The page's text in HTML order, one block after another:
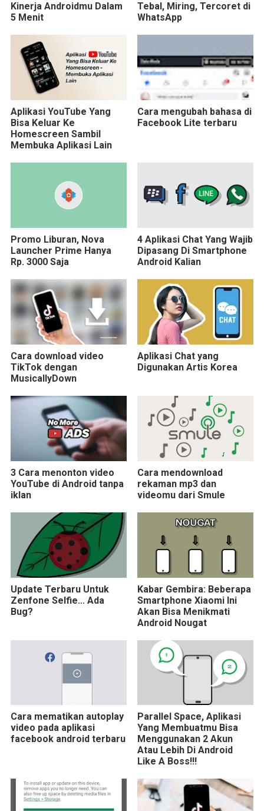
Kinerja Androidmu Dalam
5 Menit
Tebal, Miring, Tercoret di
WhatsApp
Aplikasi YouTube Yang
Bisa Keluar Ke
Homescreen Sambil
Membuka Aplikasi Lain
Cara mengubah bahasa di
Facebook Lite terbaru
Promo Liburan, Nova
Launcher Prime Hanya
Rp. 3000 Saja
4 Aplikasi Chat Yang Wajib
Dipasang Di Smartphone
Android Kalian
Cara download video
TikTok dengan
MusicallyDown
Aplikasi Chat yang
Digunakan Artis Korea
3 Cara menonton video
YouTube di Android tanpa
iklan
Cara mendownload
rekaman mp3 dan
videomu dari Smule
Update Terbaru Untuk
Zenfone Selfie... Ada
Bug?
Kabar Gembira: Beberapa
Smartphone Xiaomi Ini
Akan Bisa Menikmati
Android Nougat
Cara mematikan autoplay
video pada aplikasi
facebook android terbaru
Parallel Space, Aplikasi
Yang Membuatmu Bisa
Menggunakan 2 Akun
Atau Lebih Di Android
Like A Boss!!!